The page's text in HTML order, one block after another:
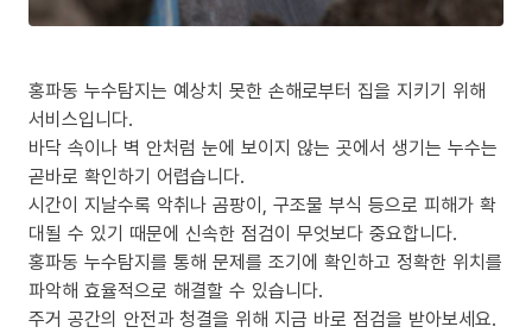
홍파동 누수탐지는 예상치 못한 손해로부터 집을 지키기 위해
서비스입니다.
바닥 속이나 벽 안처럼 눈에 보이지 않는 곳에서 생기는 누수는
곧바로 확인하기 어렵습니다.
시간이 지날수록 악취나 곰팡이, 구조물 부식 등으로 피해가 확
대될 수 있기 때문에 신속한 점검이 무엇보다 중요합니다.
홍파동 누수탐지를 통해 문제를 조기에 확인하고 정확한 위치를
파악해 효율적으로 해결할 수 있습니다.
주거 공간의 안전과 청결을 위해 지금 바로 점검을 받아보세요.